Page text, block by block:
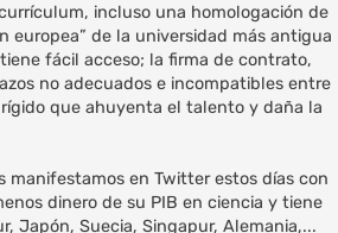
incluso una homologación de
de la universidad más antigua
fácil acceso; la firma de contrato,
no adecuados e incompatibles entre
que ahuyenta el talento y daña la
en Twitter estos días con
dinero de su PIB en ciencia y tiene
Japón, Suecia, Singapur, Alemania,...